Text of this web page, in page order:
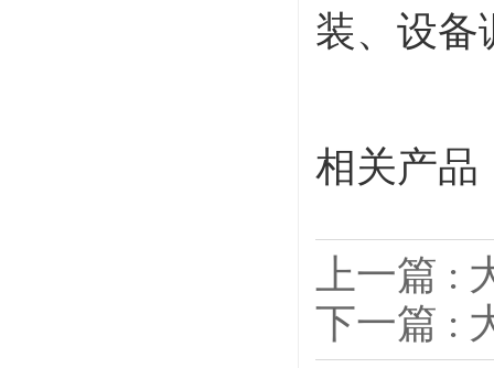
装、设备
相关产品
上一篇 :
下一篇 :